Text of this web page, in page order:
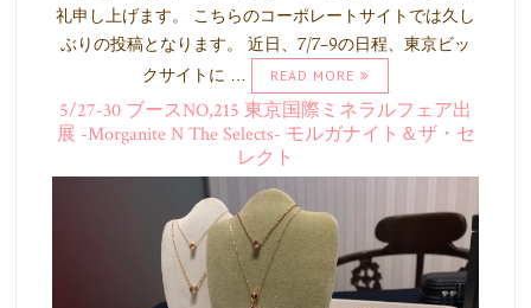
礼申し上げます。 こちらのコーポレートサイトでは久し
ぶりの投稿となります。 近日、7/7-9の日程、東京ビッ
クサイトに …
READ MORE
5/27-30 ブースNO,215 東京国際ミネラルフェア出
展 -Morganite N The Selects- モルガナイト＆ザ・セ
レクト